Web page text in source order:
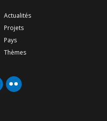
Actualités
Projets
Pays
Thèmes